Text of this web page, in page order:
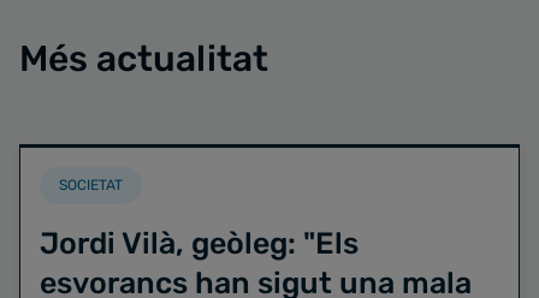
Més actualitat
SOCIETAT
Jordi Vilà, geòleg: "Els
esvorancs han sigut una mala